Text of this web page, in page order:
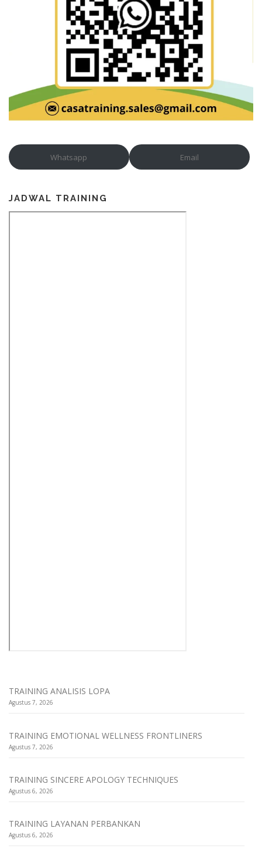
Whatsapp Email
JADWAL TRAINING
TRAINING ANALISIS LOPA
Agustus 7, 2026
TRAINING EMOTIONAL WELLNESS FRONTLINERS
Agustus 7, 2026
TRAINING SINCERE APOLOGY TECHNIQUES
Agustus 6, 2026
TRAINING LAYANAN PERBANKAN
Agustus 6, 2026